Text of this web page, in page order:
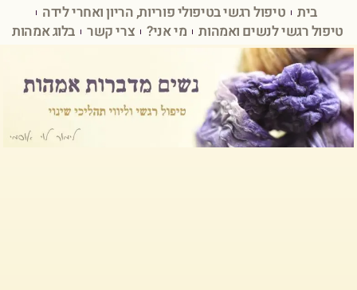
בית
טיפול רגשי בטיפולי פוריות, הריון ואחרי לידה
טיפול רגשי לנשים ואמהות
מי אני? צרי קשר בלוג אמהות